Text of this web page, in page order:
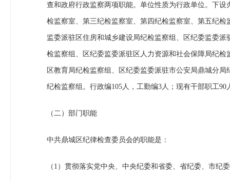
查和政府行政监察两项职能。单位性质为行政单位。下
检监察室、第三纪检监察室、第四纪检监察室、第五纪
监委派驻区住房和城乡建设局纪检监察组、区纪委监委
检监察组、区纪委监委派驻区人力资源和社会保障局纪
区教育局纪检监察组、区纪委监委派驻市公安局鼎城分
纪检监察组。行政编105人，工勤编3人；现有干部职工
（二）部门职能
中共鼎城区纪律检查委员会的职能是：
（1）贯彻落实党中央、中央纪委和省委、省纪委、市